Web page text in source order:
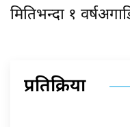
मितिभन्दा १
प्रतिक्रिया